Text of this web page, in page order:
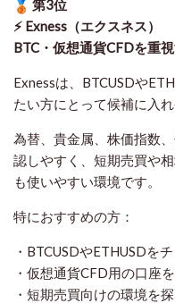
第3位
⚡ Exness（エクスネス）
BTC・仮想通貨CFDを重
Exnessは、BTCUSDや
たい方にとって候補に入
為替、貴金属、株価指数
認しやすく、短期売買や
も使いやすい環境です。
特におすすめの方：
・BTCUSDやETHUSDを
・仮想通貨CFD用の口座
・短期売買向けの環境を